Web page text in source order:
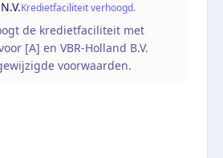
Kredietfaciliteit verhoogd.
de kredietfaciliteit met
[A] en VBR-Holland B.V.
voorwaarden.